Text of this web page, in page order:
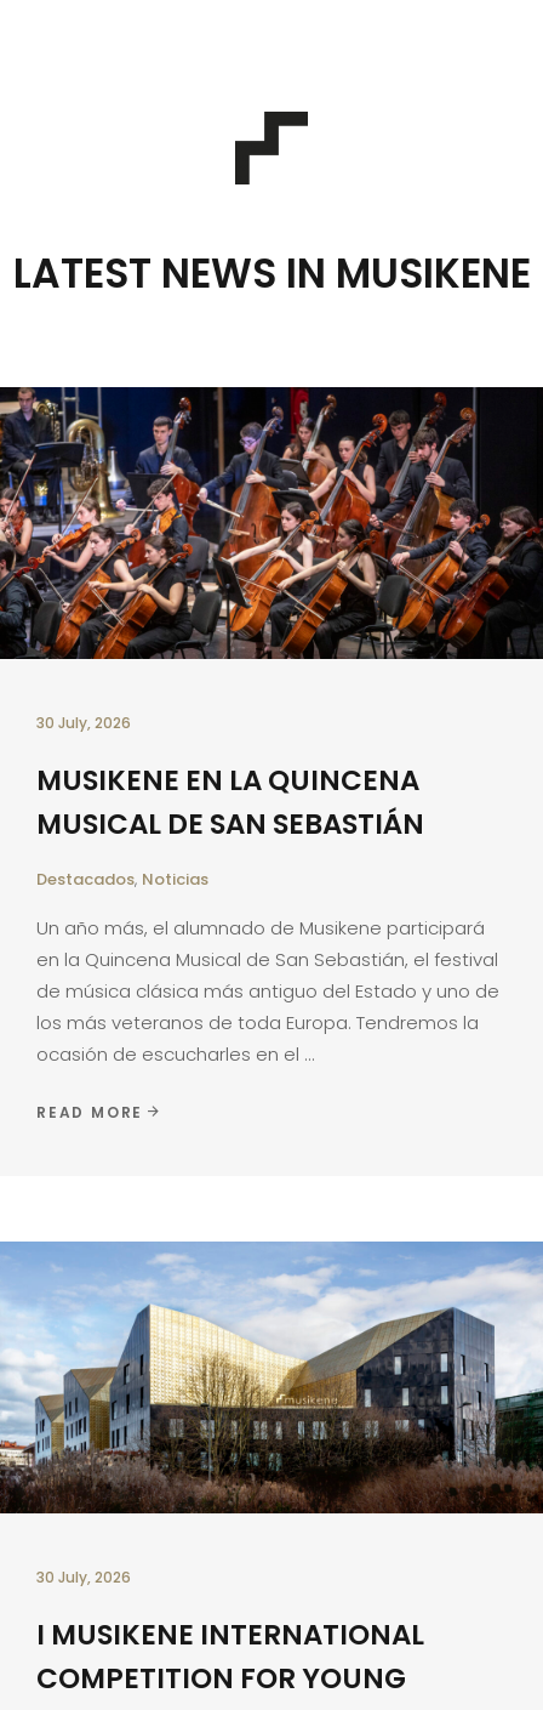
LATEST NEWS IN MUSIKENE
30 July, 2026
MUSIKENE EN LA QUINCENA
MUSICAL DE SAN SEBASTIÁN
Destacados, Noticias
Un año más, el alumnado de Musikene participará
en la Quincena Musical de San Sebastián, el festival
de música clásica más antiguo del Estado y uno de
los más veteranos de toda Europa. Tendremos la
ocasión de escucharles en el
READ MORE
30 July, 2026
I MUSIKENE INTERNATIONAL
COMPETITION FOR YOUNG